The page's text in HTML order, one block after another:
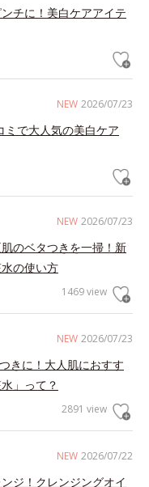
チに！美白ケアアイテ
NEW 2026/07/23
ミで大人気の美白ケア
NEW 2026/07/23
肌のベタつきを一掃！新
の使い方
1469 view
NEW 2026/07/23
きに！大人肌におすす
」って？
2891 view
NEW 2026/07/22
ジ！クレンジングオイ